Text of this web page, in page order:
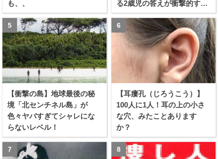
も、、
る2歳児の答えが衝撃的すぎ
る！！
【衝撃の島】地球最後の秘
境「北センチネル島」が
色々ヤバすぎてシャレにな
らないレベル！
【耳瘻孔（じろうこう）】
100人に1人！耳の上の小さ
な穴、みたことあります
か？